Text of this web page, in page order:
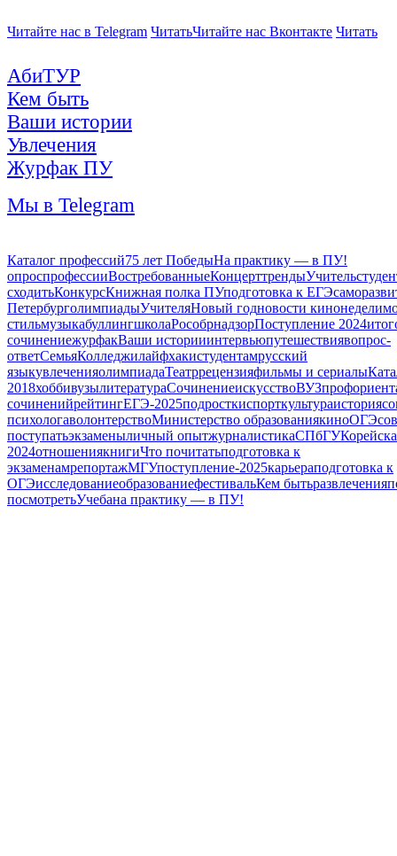
Читайте нас в Telegram ЧитатьЧитайте нас Вконтакте Читать
АбиТУР
Кем быть
Ваши истории
Увлечения
Журфак ПУ
Мы в Telegram
Каталог профессий75 лет ПобедыНа практику — в ПУ!
опроспрофессииВостребованныеКонцерттрендыУчитель
сходитьКонкурсКнижная полка ПУподготовка к ЕГЭ
ПетербурголимпиадыУчителяНовый годновости кинонедели
стильмузыкабуллингшколаРособрнадзорПоступление 2024
сочинениежурфакВаши историиинтервьюпутешествиявопрос-
ответСемьяКолледжилайфхакистудентамрусский
языкувлеченияолимпиадаТеатррецензияфильмы и сериалы
2018хоббивузылитератураСочинениеискусствоВУЗ
сочиненийрейтингЕГЭ-2025подросткиспорткультураистория
психологаволонтерствоМинистерство образованиякиноОГЭ
поступатьэкзаменыличный опытжурналистикаСПбГУ
2024отношениякнигиЧто почитатьподготовка к
экзаменамрепортажМГУпоступление-2025карьераподготовка к
ОГЭисследованиеобразованиефестивальКем бытьразвлечения
посмотретьУчебана практику — в ПУ!